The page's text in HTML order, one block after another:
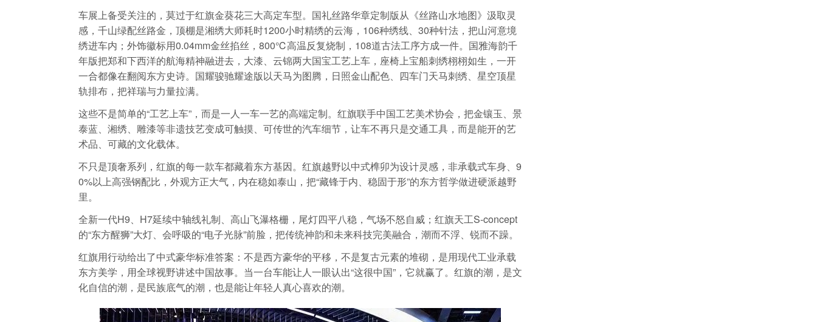
车展上备受关注的，莫过于红旗金葵花三大高定车型。国礼丝路华章定制版从《丝路山水地图》汲取灵
感，千山绿配丝路金，顶棚是湘绣大师耗时1200小时精绣的云海，106种绣线、30种针法，把山河意境
绣进车内；外饰徽标用0.04mm金丝掐丝，800℃高温反复烧制，108道古法工序方成一件。国雅海韵千
年版把郑和下西洋的航海精神融进去，大漆、云锦两大国宝工艺上车，座椅上宝船刺绣栩栩如生，一开
一合都像在翻阅东方史诗。国耀骏驰耀途版以天马为图腾，日照金山配色、四车门天马刺绣、星空顶星
轨排布，把祥瑞与力量拉满。
这些不是简单的“工艺上车”，而是一人一车一艺的高端定制。红旗联手中国工艺美术协会，把金镶玉、景
泰蓝、湘绣、雕漆等非遗技艺变成可触摸、可传世的汽车细节，让车不再只是交通工具，而是能开的艺
术品、可藏的文化载体。
不只是顶奢系列，红旗的每一款车都藏着东方基因。红旗越野以中式榫卯为设计灵感，非承载式车身、9
0%以上高强钢配比，外观方正大气，内在稳如泰山，把“藏锋于内、稳固于形”的东方哲学做进硬派越野
里。
全新一代H9、H7延续中轴线礼制、高山飞瀑格栅，尾灯四平八稳，气场不怒自威；红旗天工S-concept
的“东方醒狮”大灯、会呼吸的“电子光脉”前脸，把传统神韵和未来科技完美融合，潮而不浮、锐而不躁。
红旗用行动给出了中式豪华标准答案：不是西方豪华的平移，不是复古元素的堆砌，是用现代工业承载
东方美学，用全球视野讲述中国故事。当一台车能让人一眼认出“这很中国”，它就赢了。红旗的潮，是文
化自信的潮，是民族底气的潮，也是能让年轻人真心喜欢的潮。